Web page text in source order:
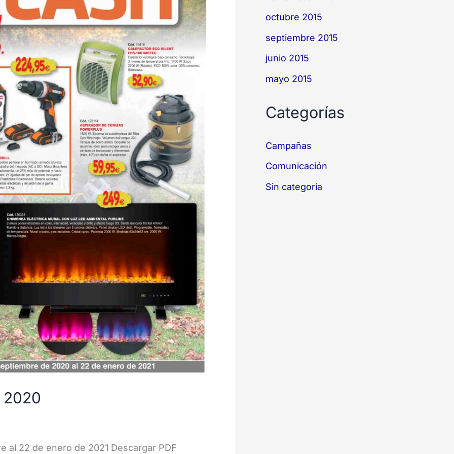
2020
al 22 de enero de 2021 Descargar PDF
octubre 2015
septiembre 2015
junio 2015
mayo 2015
Categorías
Campañas
Comunicación
Sin categoría